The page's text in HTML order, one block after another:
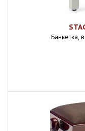
Банкетка,